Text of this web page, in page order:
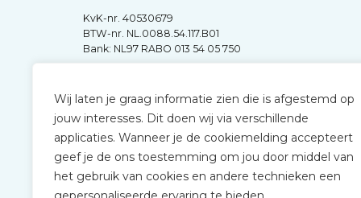
Wij laten je graag informatie zien die is afgestemd op
jouw interesses. Dit doen wij via verschillende
applicaties. Wanneer je de cookiemelding accepteert
geef je de ons toestemming om jou door middel van
het gebruik van cookies en andere technieken een
KvK-nr. 40530679
BTW-nr. NL.0088.54.117.B01
Bank: NL97 RABO 013 54 05 750